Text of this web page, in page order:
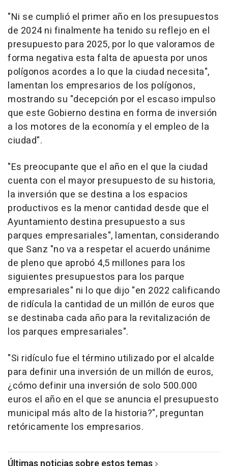
"Ni se cumplió el primer año en los presupuestos
de 2024 ni finalmente ha tenido su reflejo en el
presupuesto para 2025, por lo que valoramos de
forma negativa esta falta de apuesta por unos
polígonos acordes a lo que la ciudad necesita",
lamentan los empresarios de los polígonos,
mostrando su "decepción por el escaso impulso
que este Gobierno destina en forma de inversión
a los motores de la economía y el empleo de la
ciudad".
"Es preocupante que el año en el que la ciudad
cuenta con el mayor presupuesto de su historia,
la inversión que se destina a los espacios
productivos es la menor cantidad desde que el
Ayuntamiento destina presupuesto a sus
parques empresariales", lamentan, considerando
que Sanz "no va a respetar el acuerdo unánime
de pleno que aprobó 4,5 millones para los
siguientes presupuestos para los parque
empresariales" ni lo que dijo "en 2022 calificando
de ridícula la cantidad de un millón de euros que
se destinaba cada año para la revitalización de
los parques empresariales".
"Si ridículo fue el término utilizado por el alcalde
para definir una inversión de un millón de euros,
¿cómo definir una inversión de solo 500.000
euros el año en el que se anuncia el presupuesto
municipal más alto de la historia?", preguntan
retóricamente los empresarios.